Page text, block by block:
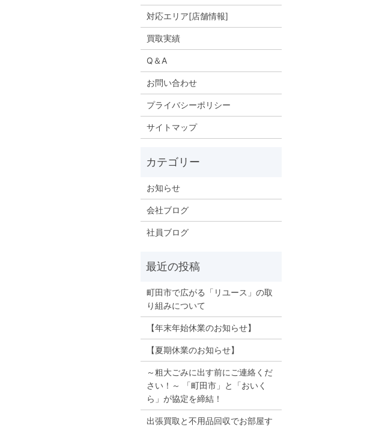
対応エリア[店舗情報]
買取実績
Q＆A
お問い合わせ
プライバシーポリシー
サイトマップ
お知らせ
会社ブログ
社員ブログ
町田市で広がる「リユース」の取
り組みについて
【年末年始休業のお知らせ】
【夏期休業のお知らせ】
～粗大ごみに出す前にご連絡くだ
さい！～ 「町田市」と「おいく
ら」が協定を締結！
出張買取と不用品回収でお部屋す